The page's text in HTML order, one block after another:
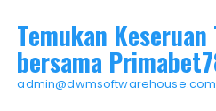
Temukan
bersama
admin@dwmsoftwarehouse.com